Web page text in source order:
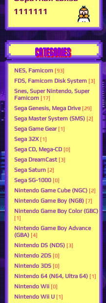
1111111
CATEGORIES
NES, Famicom [93]
FDS, Famicom Disk System [3]
Snes, Super Nintendo, Super
Famicom [17]
Sega Genesis, Mega Drive [29]
Sega Master System (SMS) [2]
Sega Game Gear [1]
Sega 32X [1]
Sega CD, Mega-CD [0]
Sega DreamCast [3]
Sega Saturn [2]
Sega SG-1000 [0]
Nintendo Game Cube (NGC) [2]
Nintendo Game Boy (NGB) [7]
Nintendo Game Boy Color (GBC)
[1]
Nintendo Game Boy Advance
(GBA) [4]
Nintendo DS (NDS) [3]
Nintendo 2DS [0]
Nintendo 3DS [0]
Nintendo 64 (N64, Ultra 64) [1]
Nintendo Wii [0]
Nintendo Wii U [1]